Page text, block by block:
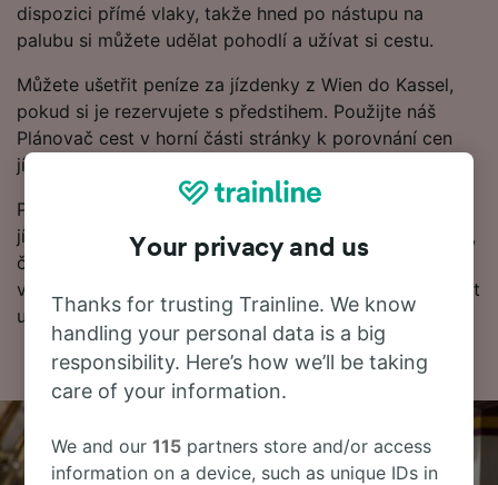
dispozici přímé vlaky, takže hned po nástupu na
palubu si můžete udělat pohodlí a užívat si cestu.
Můžete ušetřit peníze za jízdenky z Wien do Kassel,
pokud si je rezervujete s předstihem. Použijte náš
Plánovač cest v horní části stránky k porovnání cen
jízdenek a najděte to nejnižší jízdné.
Pokud chcete o cestě vědět více, podívejte se na
jízdní řády, tipy, jak rezervovat levné vlakové jízdenky,
často kladené otázky a první a poslední odjezdy
vlaků). Chcete přejít přímo k rezervaci? Začněte hledat
u nás ještě dnes.
Your privacy and us
Thanks for trusting Trainline. We know
handling your personal data is a big
responsibility. Here’s how we’ll be taking
care of your information.
We and our115 partners store and/or access
information on a device, such as unique IDs in